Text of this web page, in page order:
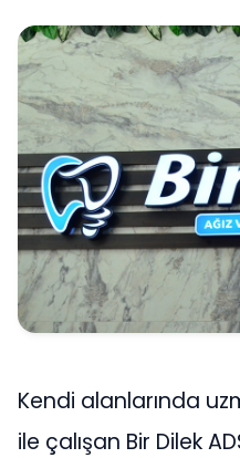
Kendi alanlarında
ile çalışan Bir Dilek